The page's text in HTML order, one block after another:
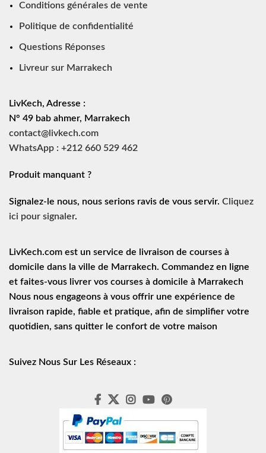
Conditions générales de vente
Politique de confidentialité
Questions Réponses
Livreur sur Marrakech
LivKech, Adresse :
N° 49 bab ahmer, Marrakech
contact@livkech.com
WhatsApp : +212 660 529 462
Produit manquant ?
Signalez-le nous, nous serions ravis de vous servir. Cliquez
ici pour signaler.
LivKech.com est un service de
livraison de courses à
domicile dans la ville de Marrakech. Commandez en ligne
et faites-vous livrer vos courses à domicile à Marrakech
Nous nous engageons à vous offrir une expérience de
livraison rapide, fiable et pratique, afin de simplifier votre
quotidien, sans quitter le confort de votre maison
Suivez Nous Sur Les Réseaux :